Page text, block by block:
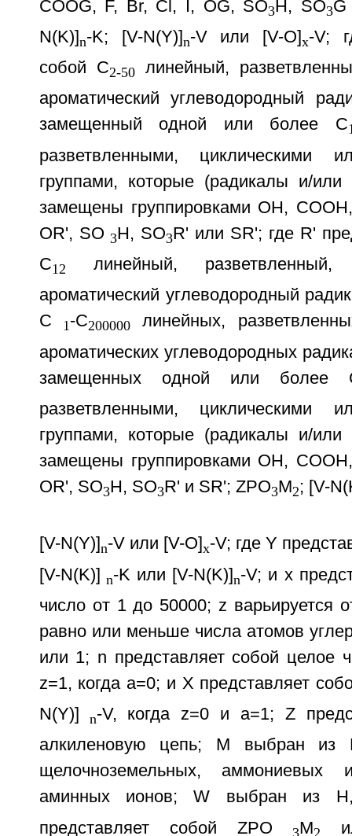
COOG, F, Br, Cl, I, OG, SO3H, SO3G
N(K)]n-K; [V-N(Y)]n-V или [V-O]x-V;
собой C2-50линейный,
ароматический углеводородный
замещенный одной или более C
разветвленными, циклическими
группами, которые (радикалы и/или
замещены группировками ОН,
OR', SO 3H, SO3R' или SR'; где R'
C12
линейный, разветвленный,
ароматический углеводородный
C 1-C200000линейных,
ароматических углеводородных
замещенных одной или более
разветвленными, циклическими
группами, которые (радикалы и/или
замещены группировками ОН,
OR', SO3H, SO3R' и SR'; ZPO3M2; [V-
[V-N(Y)]n-V или [V-O]x-V; где Y
[V-N(K)] n-K или [V-N(K)]n-V; и х
число от 1 до 50000; z варьируется
равно или меньше числа атомов
или 1; n представляет собой целое
z=1, когда а=0; и Х представляет
N(Y)]
n-V, когда z=0 и а=1; Z
алкиленовую цепь; М выбран
щелочноземельных, аммониевых
аминных ионов; W выбран из
представляет собой ZPO
M